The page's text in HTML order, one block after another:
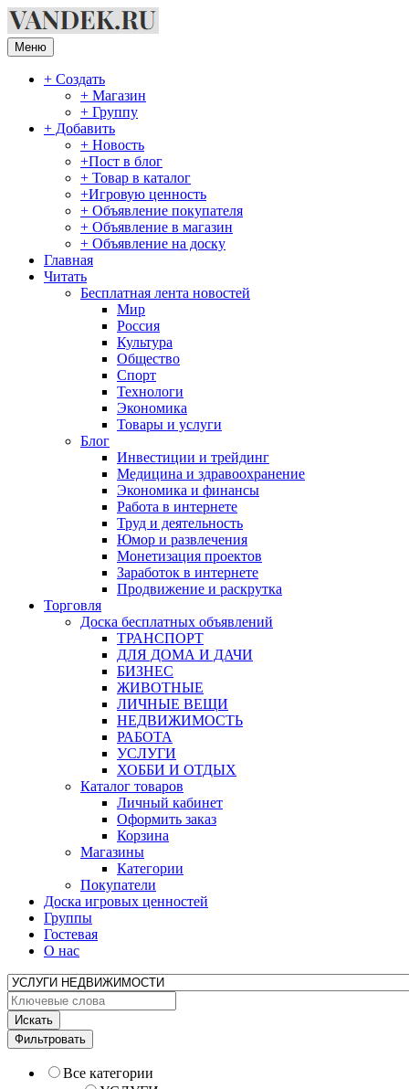
Перейти
к
содержимому
Меню
+ Создать
+ Магазин
+ Группу
+ Добавить
+ Новость
+Пост в блог
+ Товар в каталог
+Игровую ценность
+ Объявление покупателя
+ Объявление в магазин
+ Объявление на доску
Главная
Читать
Бесплатная лента новостей
Мир
Россия
Культура
Общество
Спорт
Технологи
Экономика
Товары и услуги
Блог
Инвестиции и трейдинг
Медицина и здравоохранение
Экономика и финансы
Работа в интернете
Труд и деятельность
Юмор и развлечения
Монетизация проектов
Заработок в интернете
Продвижение и раскрутка
Торговля
Доска бесплатных объявлений
ТРАНСПОРТ
ДЛЯ ДОМА И ДАЧИ
БИЗНЕС
ЖИВОТНЫЕ
ЛИЧНЫЕ ВЕЩИ
НЕДВИЖИМОСТЬ
РАБОТА
УСЛУГИ
ХОББИ И ОТДЫХ
Каталог товаров
Личный кабинет
Оформить заказ
Корзина
Магазины
Категории
Покупатели
Доска игровых ценностей
Группы
Гостевая
О нас
Искать
Фильтровать
Все категории